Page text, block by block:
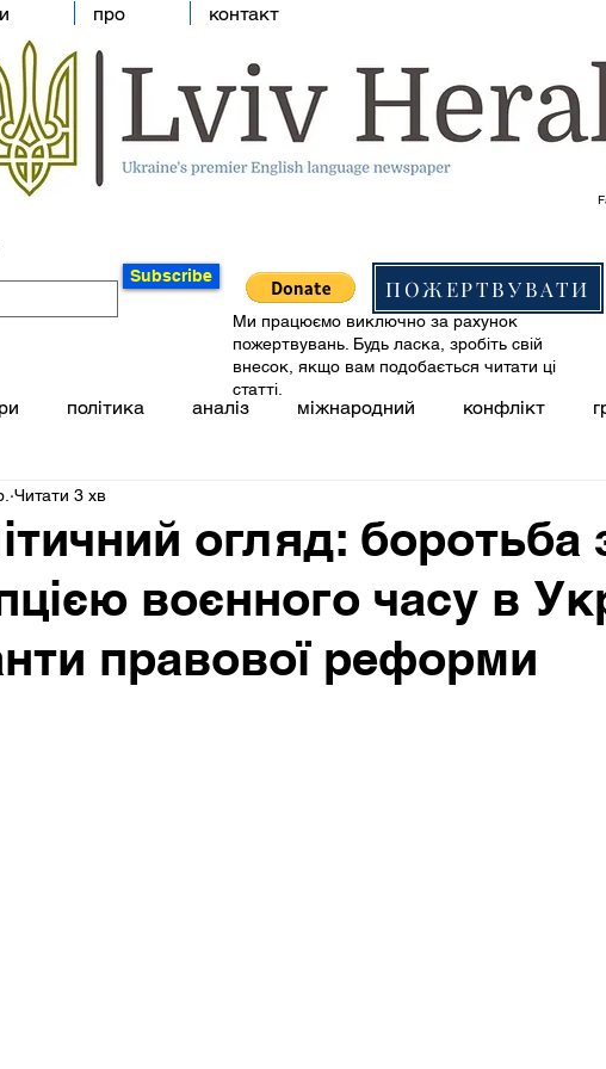
про контакт
Subscribe ПОЖЕРТВУВАТИ
Ми працюємо виключно за рахунок
пожертвувань. Будь ласка, зробіть свій
внесок, якщо вам подобається читати ці
статті.
політика аналіз міжнародний конфлікт
огляд: боротьба
воєнного часу в
правової реформи
Читати 3 хв